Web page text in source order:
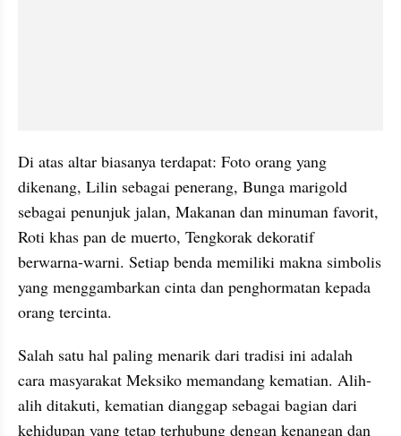
Di atas altar biasanya terdapat: Foto orang yang
dikenang, Lilin sebagai penerang, Bunga marigold
sebagai penunjuk jalan, Makanan dan minuman favorit,
Roti khas pan de muerto, Tengkorak dekoratif
berwarna-warni. Setiap benda memiliki makna simbolis
yang menggambarkan cinta dan penghormatan kepada
orang tercinta.
Salah satu hal paling menarik dari tradisi ini adalah
cara masyarakat Meksiko memandang kematian. Alih-
alih ditakuti, kematian dianggap sebagai bagian dari
kehidupan yang tetap terhubung dengan kenangan dan